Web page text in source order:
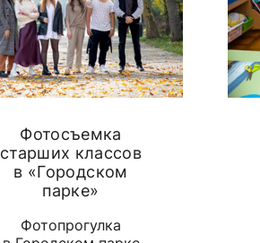
Фотосъемка
старших классов
в «Городском
парке»
Фотопрогулка